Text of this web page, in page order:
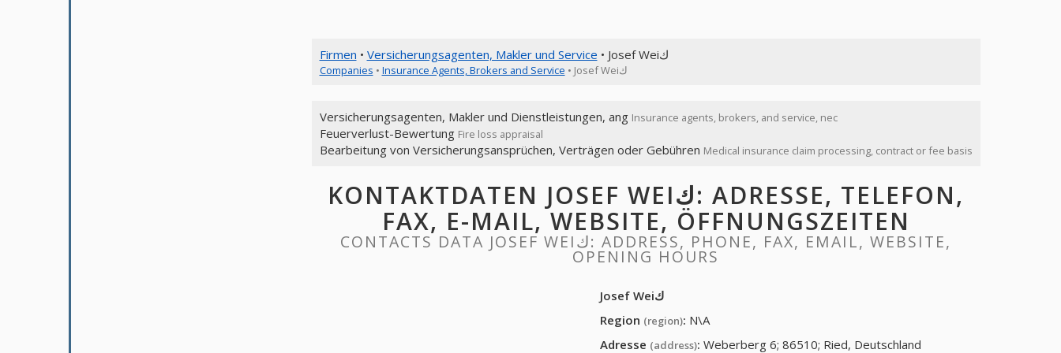
Firmen • Versicherungsagenten, Makler und Service • Josef Weiك
Companies • Insurance Agents, Brokers and Service • Josef Weiك
Versicherungsagenten, Makler und Dienstleistungen, ang Insurance agents, brokers, and service, nec
Feuerverlust-Bewertung Fire loss appraisal
Bearbeitung von Versicherungsansprüchen, Verträgen oder Gebühren Medical insurance claim processing, contract or fee basis
KONTAKTDATEN JOSEF WEIك: ADRESSE, TELEFON,
FAX, E-MAIL, WEBSITE, ÖFFNUNGSZEITEN
CONTACTS DATA JOSEF WEIك: ADDRESS, PHONE, FAX, EMAIL, WEBSITE,
OPENING HOURS
Josef Weiك
Region (region): N\A
Adresse (address): Weberberg 6; 86510; Ried, Deutschland